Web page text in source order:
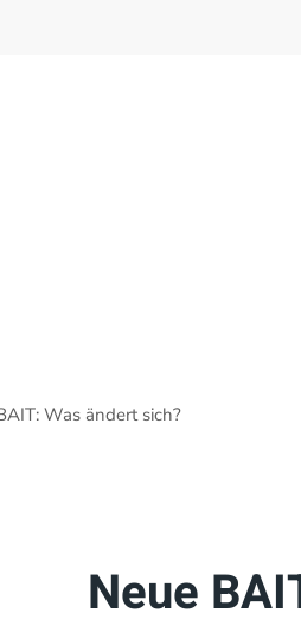
Was ändert sich?
Neue